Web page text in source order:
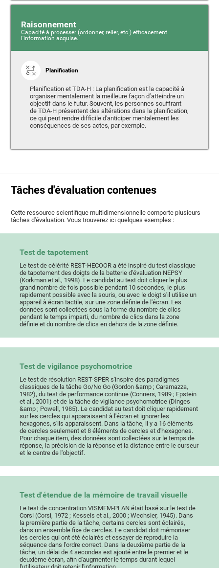
Raisonnement
Capacité à processer (ordonner, relier, etc.) efficacement
l'information acquise.
Planification
Planification et TDA-H : La planification est la capacité à
organiser mentalement la meilleure façon d’atteindre un
objectif dans le futur. Souvent, les personnes souffrant
de TDA-H présentent des altérations dans la planification,
ce qui peut rendre difficile d'anticiper mentalement les
conséquences de ses actes, par exemple.
Tâches d'évaluation contenues
Cette ressource scientifique multidimensionnelle comporte plusieurs
tâches d'évaluation. Vous trouverez ici quelques exemples :
Test de tapotement
Le test de célérité REST-HECOOR a été inspiré du test classique
de tapotement des doigts de la batterie d'évaluation NEPSY
(Korkman et al., 1998). Le candidat au test doit cliquer le plus
grand nombre de fois possible pendant 10 secondes, le plus
rapidement possible avec la souris, ou avec le doigt s'il utilise un
appareil à écran tactile, sur une zone définie de l'écran. Les
données sont collectées sous la forme du nombre de clics
pendant le temps imparti, du nombre de clics dans la zone
définie et du nombre de clics en dehors de la zone définie.
Test de vigilance psychomotrice
Le test de résolution REST-SPER s'inspire des paradigmes
classiques de la tâche Go/No Go (Gordon &amp ; Caramazza,
1982), du test de performance continue (Conners, 1989 ; Epstein
et al., 2001) et de la tâche de vigilance psychomotrice (Dinges
&amp ; Powell, 1985). Le candidat au test doit cliquer rapidement
sur les cercles qui apparaissent à l'écran et ignorer les
hexagones, s'ils apparaissent. Dans la tâche, il y a 16 éléments
de cercles seulement et 8 éléments de cercles et d'hexagones.
Pour chaque item, des données sont collectées sur le temps de
réponse, la précision de la réponse et la distance entre le curseur
et le centre de l'objectif.
Test d'étendue de la mémoire de travail visuelle
Le test de concentration VISMEM-PLAN était basé sur le test de
Corsi (Corsi, 1972 ; Kessels et al., 2000 ; Wechsler, 1945). Dans
la première partie de la tâche, certains cercles sont éclairés,
dans un ensemble fixe de cercles. Le candidat doit mémoriser
les cercles qui ont été éclairés et essayer de reproduire la
séquence dans l'ordre correct. Dans la deuxième partie de la
tâche, un délai de 4 secondes est ajouté entre le premier et le
deuxième écran, afin d'augmenter le temps durant lequel